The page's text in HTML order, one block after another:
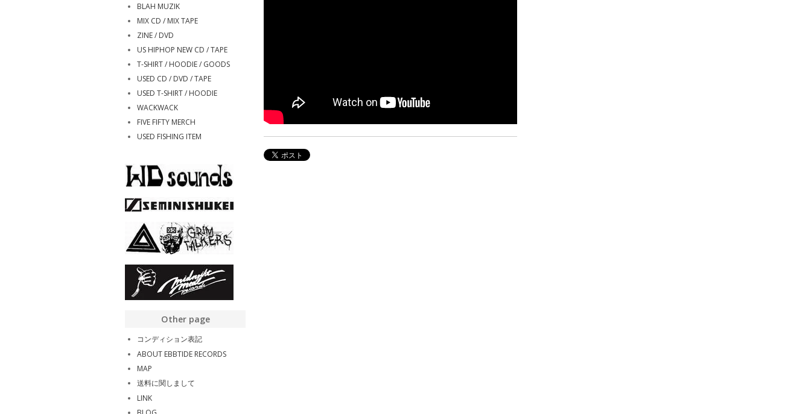
BLAH MUZIK
MIX CD / MIX TAPE
ZINE / DVD
US HIPHOP NEW CD / TAPE
T-SHIRT / HOODIE / GOODS
USED CD / DVD / TAPE
USED T-SHIRT / HOODIE
WACKWACK
FIVE FIFTY MERCH
USED FISHING ITEM
Other page
コンディション表記
ABOUT EBBTIDE RECORDS
MAP
送料に関しまして
LINK